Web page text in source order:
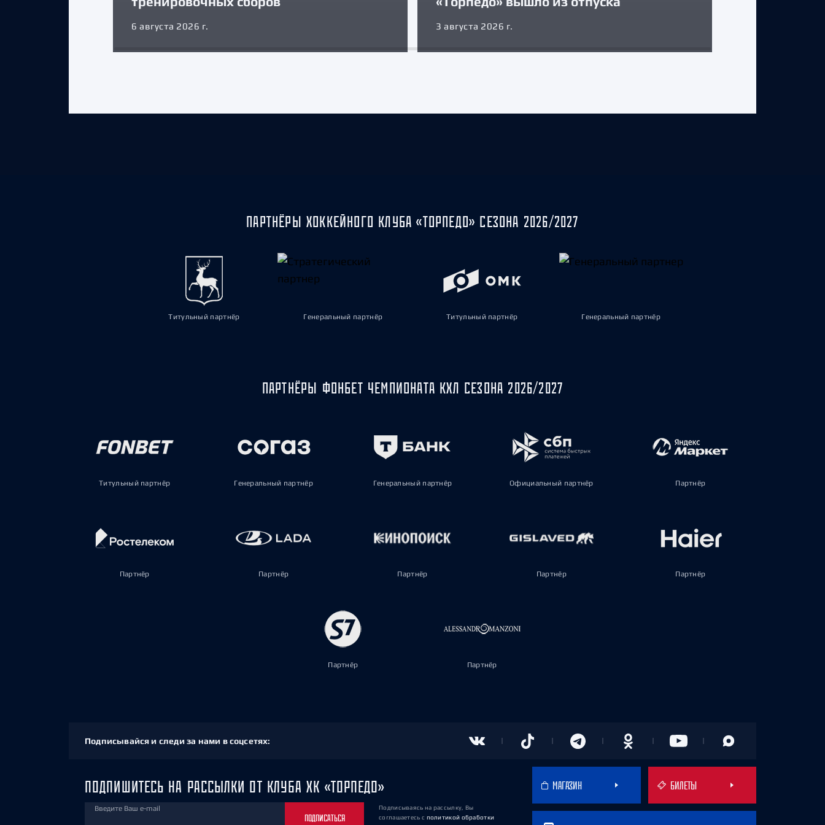
6 августа 2026 г. 3 августа 2026 г.
ПАРТНЁРЫ ХОККЕЙНОГО КЛУБА «ТОРПЕДО» СЕЗОНА 2026/2027
Титульный партнёр Генеральный партнёр Титульный партнёр Генеральный партнёр
ПАРТНЁРЫ ФОНБЕТ ЧЕМПИОНАТА КХЛ СЕЗОНА 2026/2027
Титульный партнёр Генеральный партнёр Генеральный партнёр Официальный партнёр Партнёр
Партнёр Партнёр Партнёр Партнёр Партнёр
Партнёр Партнёр
Подписывайся и следи за нами в соцсетях:
ПОДПИШИТЕСЬ НА РАССЫЛКИ ОТ КЛУБА ХК «ТОРПЕДО»
Введите Ваш e-mail
ПОДПИСАТЬСЯ
Подписываясь на рассылку, Вы
соглашаетесь с политикой обработки
МАГАЗИН БИЛЕТЫ